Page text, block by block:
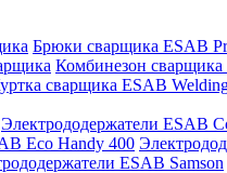
Брюки сварщика ESAB
Комбинезон
сварщика ESAB
Электрододержатели ESAB
Eco Handy 400
ESAB Samson